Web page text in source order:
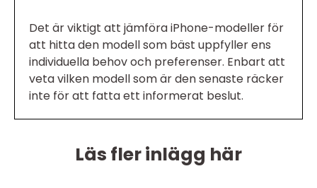
Det är viktigt att jämföra iPhone-modeller för
att hitta den modell som bäst uppfyller ens
individuella behov och preferenser. Enbart att
veta vilken modell som är den senaste räcker
inte för att fatta ett informerat beslut.
Läs fler inlägg här